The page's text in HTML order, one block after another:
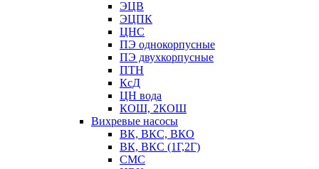
ЭЦВ
ЭЦПК
ЦНС
ПЭ однокорпусные
ПЭ двухкорпусные
ПТН
КсД
ЦН вода
КОШ, 2КОШ
Вихревые насосы
ВК, ВКС, ВКО
ВК, ВКС (1Г,2Г)
СМС